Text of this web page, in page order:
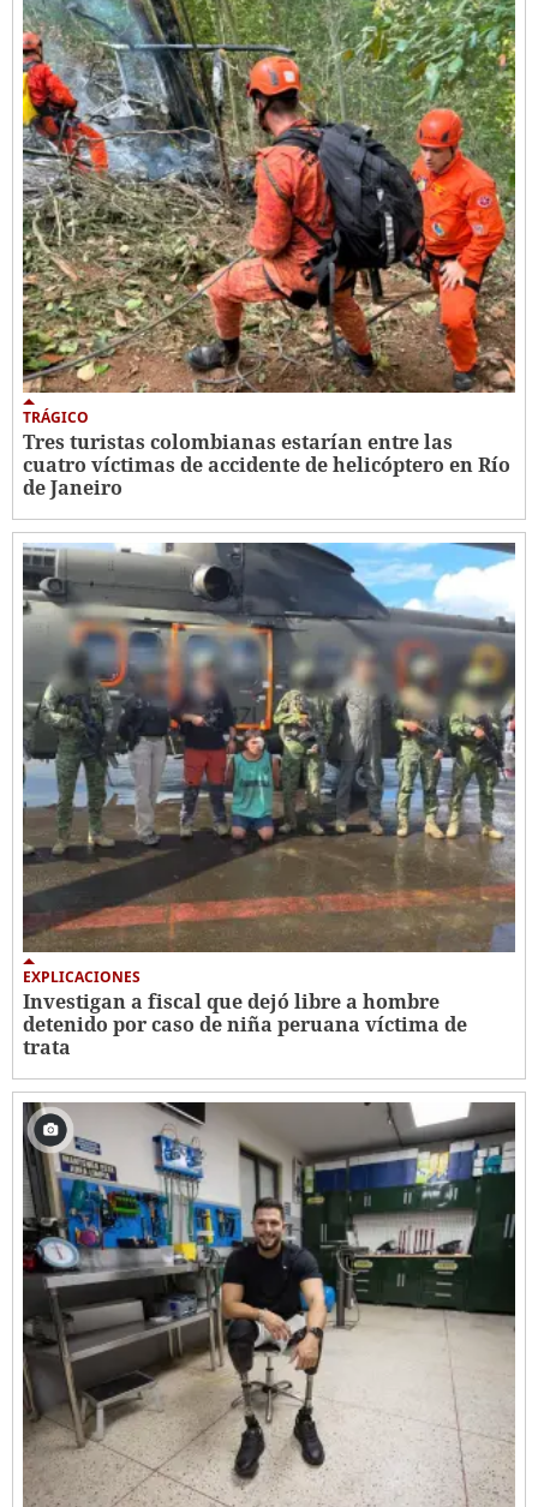
TRÁGICO
Tres turistas colombianas estarían entre las
cuatro víctimas de accidente de helicóptero en Río
de Janeiro
EXPLICACIONES
Investigan a fiscal que dejó libre a hombre
detenido por caso de niña peruana víctima de
trata